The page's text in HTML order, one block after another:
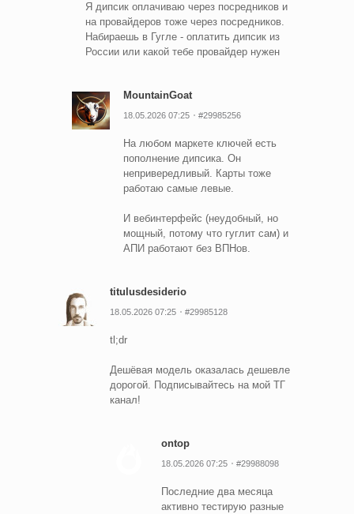
Я дипсик оплачиваю через посредников и
на провайдеров тоже через посредников.
Набираешь в Гугле - оплатить дипсик из
России или какой тебе провайдер нужен
MountainGoat
18.05.2026 07:25 #29985256
На любом маркете ключей есть
пополнение дипсика. Он
непривередливый. Карты тоже
работаю самые левые.
И вебинтерфейс (неудобный, но
мощный, потому что гуглит сам) и
АПИ работают без ВПНов.
titulusdesiderio
18.05.2026 07:25 #29985128
tl;dr
Дешёвая модель оказалась дешевле
дорогой. Подписывайтесь на мой ТГ
канал!
ontop
18.05.2026 07:25 #29988098
Последние два месяца
активно тестирую разные